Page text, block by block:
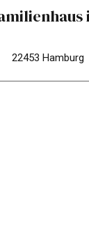
22453 Hamburg